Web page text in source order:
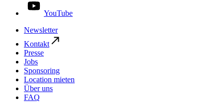
YouTube
Newsletter
Kontakt
Presse
Jobs
Sponsoring
Location mieten
Über uns
FAQ